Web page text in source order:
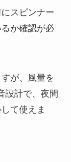
スピンナー
か確認が必
が、風量を
設計で、夜間
て使えま